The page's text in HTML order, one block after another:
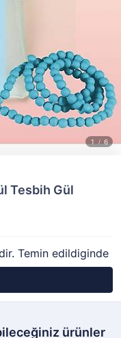
Tesbih Gül
Temin edildiginde
ürünler